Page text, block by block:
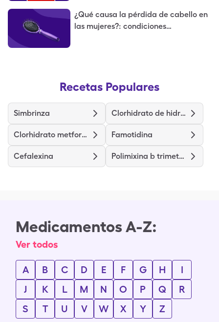
¿Qué causa la pérdida de cabello en
las mujeres?: condiciones
Recetas Populares
Simbrinza Clorhidrato de hidroxizina
Clorhidrato metformina de liberación prolongada Famotidina
Cefalexina Polimixina b trimetoprima
Medicamentos A-Z:
Ver todos
A B C D E F G H
I
J
K L M N O P Q
R
S
T U V W X Y Z